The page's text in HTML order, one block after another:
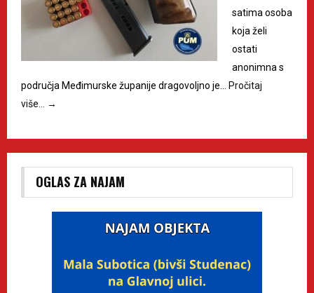
satima osoba
koja želi
ostati
anonimna s
područja Međimurske županije dragovoljno je…
Pročitaj
više…
→
OGLAS ZA NAJAM